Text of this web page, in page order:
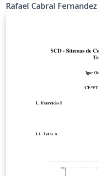
Rafael Cabral Fernandez